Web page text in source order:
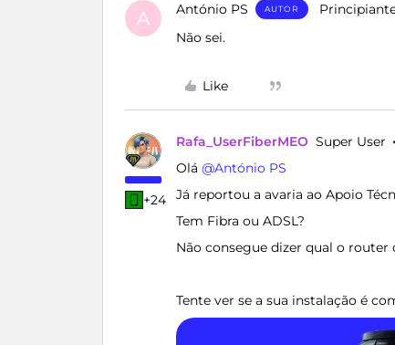
A António PS AUTOR
Não sei.
Like
+24
Rafa_UserFiberMEO Super User
Olá ​ @António PS
Já reportou a avaria ao Apoio
Tem Fibra ou ADSL?
Não consegue dizer qual o router
Tente ver se a sua instalação é